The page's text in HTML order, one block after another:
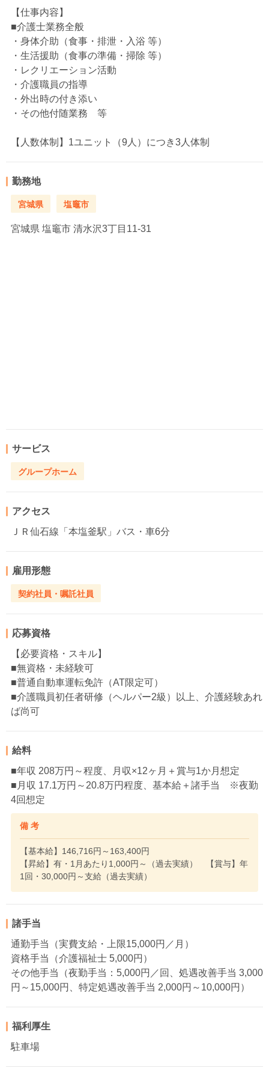
【仕事内容】
■介護士業務全般
・身体介助（食事・排泄・入浴 等）
・生活援助（食事の準備・掃除 等）
・レクリエーション活動
・介護職員の指導
・外出時の付き添い
・その他付随業務 等
【人数体制】1ユニット（9人）につき3人体制
勤務地
宮城県 塩竈市
宮城県 塩竈市 清水沢3丁目11-31
サービス
グループホーム
アクセス
ＪＲ仙石線「本塩釜駅」バス・車6分
雇用形態
契約社員・嘱託社員
応募資格
【必要資格・スキル】
■無資格・未経験可
■普通自動車運転免許（AT限定可）
■介護職員初任者研修（ヘルパー2級）以上、介護経験あれ
ば尚可
給料
■年収 208万円～程度、月収×12ヶ月＋賞与1か月想定
■月収 17.1万円～20.8万円程度、基本給＋諸手当 ※夜勤
4回想定
備 考
【基本給】146,716円～163,400円
【昇給】有・1月あたり1,000円～（過去実績） 【賞与】年
1回・30,000円～支給（過去実績）
諸手当
通勤手当（実費支給・上限15,000円／月）
資格手当（介護福祉士 5,000円）
その他手当（夜勤手当：5,000円／回、処遇改善手当 3,000
円～15,000円、特定処遇改善手当 2,000円～10,000円）
福利厚生
駐車場